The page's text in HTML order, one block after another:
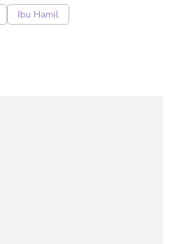
Ibu Hamil